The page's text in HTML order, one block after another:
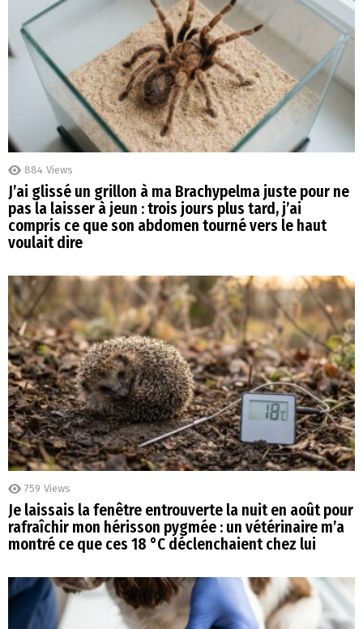
884 Views
J’ai glissé un grillon à ma Brachypelma juste pour ne
pas la laisser à jeun : trois jours plus tard, j’ai
compris ce que son abdomen tourné vers le haut
voulait dire
759 Views
Je laissais la fenêtre entrouverte la nuit en août pour
rafraîchir mon hérisson pygmée : un vétérinaire m’a
montré ce que ces 18 °C déclenchaient chez lui